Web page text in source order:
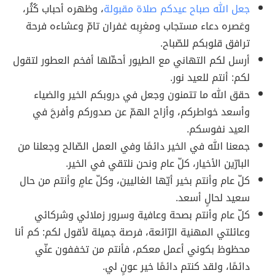
جعل الله صباح عيدكم صلاة مقبولة، وظهره أحباب كُثُر،
وعَصره دعاء مستجاب ومغرِبه غفران تامّ وعشاءه فرحة
ترافق قلوبكم للصّباح.
أرسل لكم التهاني مع الطيور أحمِّلها أفخم العطور لتقول
لكم: أنتم للعيد نور.
حقق الله ما تتمنون وجعل في دروبكم الخير والضياء
وأسعد خواطركم، وأزاح الهمّ عن صدوركم وأفرحَ في
العيد نفوسكم.
جمعنا الله في الخير دائمًا وفي العمل الصّالح وجعلنا من
البارّين الأخيار، كلّ عام ونحن نلتقي في الخير.
كلّ عام وأنتم بخير أيّها الغاليين، وكلّ عامٍ وأنتم من حال
سعيد لحالٍ أسعد.
كلّ عام وأنتم بصحة وعافية وسرور زملائي وشركائي
وعائلتي المهنية الرّائعة، فرصة جميلة لأقول لكم: كم أنا
محظوظ بكوني أعمل معكم، فأنتم من تخففون عنّي
دائمًا، ولقد كنتم دائمًا خير عونٍ لي.